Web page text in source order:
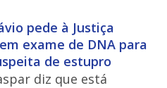
pede à Justiça
exame de DNA para
de estupro
diz que está